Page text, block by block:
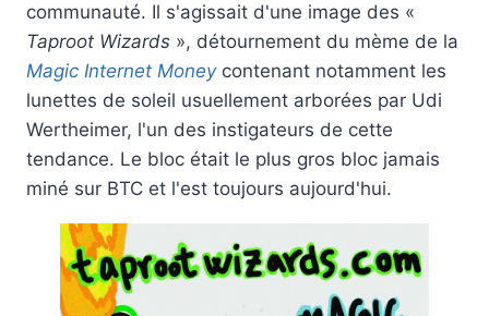
communauté. Il s'agissait d'une image des «
Taproot Wizards », détournement du mème de la
Magic Internet Moneycontenant notamment les
lunettes de soleil usuellement arborées par Udi
Wertheimer, l'un des instigateurs de cette
tendance. Le bloc était le plus gros bloc jamais
miné sur BTC et l'est toujours aujourd'hui.